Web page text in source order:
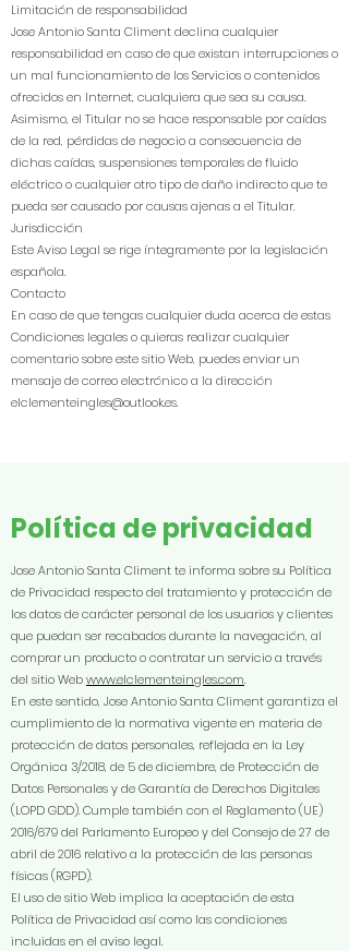
Limitación de responsabilidad
Jose Antonio Santa Climent declina cualquier
responsabilidad en caso de que existan interrupciones o
un mal funcionamiento de los Servicios o contenidos
ofrecidos en Internet, cualquiera que sea su causa.
Asimismo, el Titular no se hace responsable por caídas
de la red, pérdidas de negocio a consecuencia de
dichas caídas, suspensiones temporales de fluido
eléctrico o cualquier otro tipo de daño indirecto que te
pueda ser causado por causas ajenas a el Titular.
Jurisdicción
Este Aviso Legal se rige íntegramente por la legislación
española.
Contacto
En caso de que tengas cualquier duda acerca de estas
Condiciones legales o quieras realizar cualquier
comentario sobre este sitio Web, puedes enviar un
mensaje de correo electrónico a la dirección
elclementeingles@outlook.es.
Política de privacidad
Jose Antonio Santa Climent te informa sobre su Política
de Privacidad respecto del tratamiento y protección de
los datos de carácter personal de los usuarios y clientes
que puedan ser recabados durante la navegación, al
comprar un producto o contratar un servicio a través
del sitio Webwww.elclementeingles.com.
En este sentido, Jose Antonio Santa Climent garantiza el
cumplimiento de la normativa vigente en materia de
protección de datos personales, reflejada en la Ley
Orgánica 3/2018, de 5 de diciembre, de Protección de
Datos Personales y de Garantía de Derechos Digitales
(LOPD GDD). Cumple también con el Reglamento (UE)
2016/679 del Parlamento Europeo y del Consejo de 27 de
abril de 2016 relativo a la protección de las personas
físicas (RGPD).
El uso de sitio Web implica la aceptación de esta
Política de Privacidad así como las condiciones
incluidas en el aviso legal.